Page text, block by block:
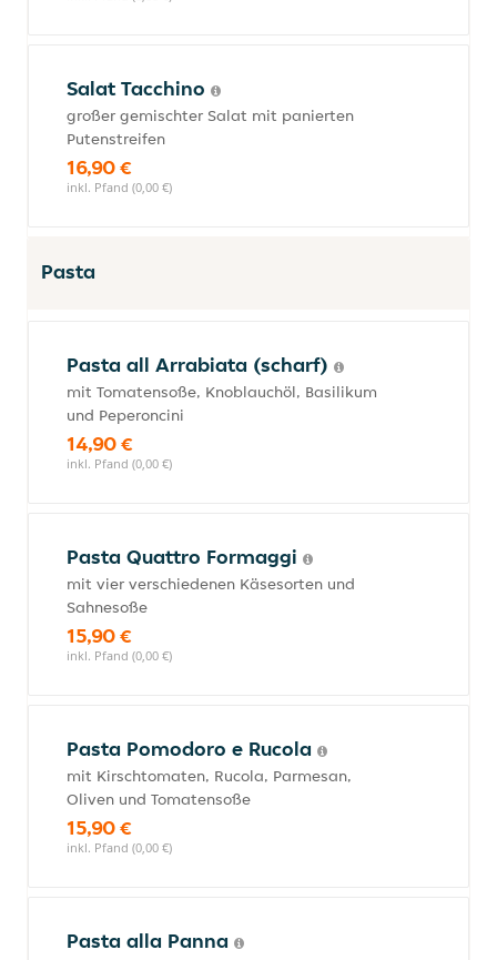
Salat Tacchino
großer gemischter Salat mit panierten
Putenstreifen
16,90 €
inkl. Pfand (0,00 €)
Pasta
Pasta all Arrabiata (scharf)
mit Tomatensoße, Knoblauchöl, Basilikum
und Peperoncini
14,90 €
inkl. Pfand (0,00 €)
Pasta Quattro Formaggi
mit vier verschiedenen Käsesorten und
Sahnesoße
15,90 €
inkl. Pfand (0,00 €)
Pasta Pomodoro e Rucola
mit Kirschtomaten, Rucola, Parmesan,
Oliven und Tomatensoße
15,90 €
inkl. Pfand (0,00 €)
Pasta alla Panna